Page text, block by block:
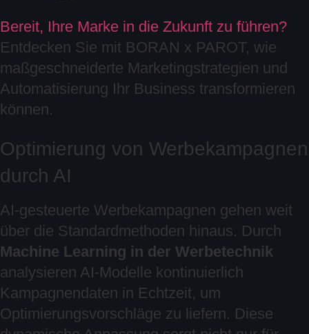
Bereit, Ihre Marke in die Zukunft zu führen?
Entdecken Sie mit BORAN x PAROT, wie
maßgeschneiderte Marketingstrategien und
Automatisierung Ihr Business transformieren
können.
Optimierung von Werbekampagnen
durch AI
AI-gesteuerte Werbekampagnen gehen weit
über die Standardmethoden hinaus. Durch
Machine Learning in der Werbetechnik
analysieren AI-Modelle kontinuierlich
Kampagnendaten in Echtzeit, um
Optimierungsvorschläge zu liefern. Diese